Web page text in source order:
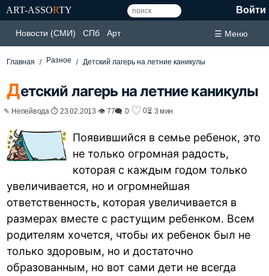
ART-ASSORTY Войти
Новости (СМИ) СПб Арт ☰ Меню
Главная Разное Детский лагерь на летние каникулы
Детский лагерь на летние каникулы
✎ Непейвода ⏱ 23.02.2013 👁 77🗨 0 ♡ 0⏳ 3 мин
Появившийся в семье ребенок, это
не только огромная радость,
которая с каждым годом только
увеличивается, но и огромнейшая
ответственность, которая увеличивается в
размерах вместе с растущим ребенком. Всем
родителям хочется, чтобы их ребенок был не
только здоровым, но и достаточно
образованным, но вот сами дети не всегда